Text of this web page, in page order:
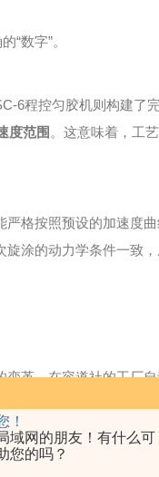
！
域网的朋友！有什么可
您的吗？
数字”。
程控匀胶机则构建了
度范围 。这意味着，工
按照预设的加速度
涂的动力学条件一致
。在容道社的工厂
“晶圆上料、工艺传